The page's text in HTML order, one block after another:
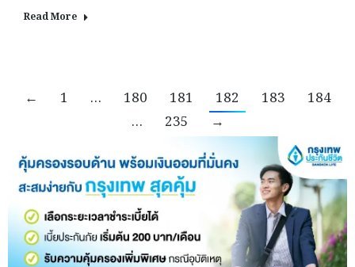
Read More
← 1 … 180 181 182 183
184
…
235 →